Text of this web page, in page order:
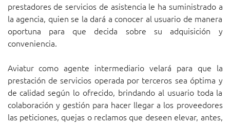
prestadores de servicios de asistencia le ha suministrado a
la agencia, quien se la dará a conocer al usuario de manera
oportuna para que decida sobre su adquisición y
conveniencia.
Aviatur como agente intermediario velará para que la
prestación de servicios operada por terceros sea óptima y
de calidad según lo ofrecido, brindando al usuario toda la
colaboración y gestión para hacer llegar a los proveedores
las peticiones, quejas o reclamos que deseen elevar, antes,